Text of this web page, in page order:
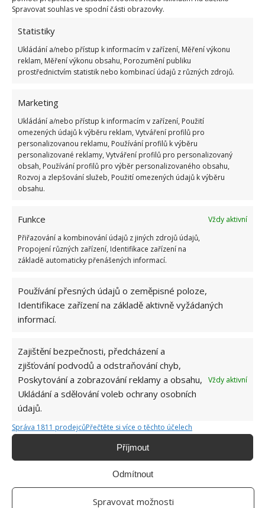
Spravovat souhlas ve spodní části obrazovky.
Statistiky
Ukládání a/nebo přístup k informacím v zařízení, Měření výkonu
reklam, Měření výkonu obsahu, Porozumění publiku
prostřednictvím statistik nebo kombinací údajů z různých zdrojů.
Marketing
Ukládání a/nebo přístup k informacím v zařízení, Použití
omezených údajů k výběru reklam, Vytváření profilů pro
personalizovanou reklamu, Používání profilů k výběru
personalizované reklamy, Vytváření profilů pro personalizovaný
obsah, Používání profilů pro výběr personalizovaného obsahu,
Rozvoj a zlepšování služeb, Použití omezených údajů k výběru
obsahu.
Funkce
Vždy aktivní
Přiřazování a kombinování údajů z jiných zdrojů údajů,
Propojení různých zařízení, Identifikace zařízení na
základě automaticky přenášených informací.
Používání přesných údajů o zeměpisné poloze,
Identifikace zařízení na základě aktivně vyžádaných
informací.
Zajištění bezpečnosti, předcházení a
zjišťování podvodů a odstraňování chyb,
Poskytování a zobrazování reklamy a obsahu,
Ukládání a sdělování voleb ochrany osobních
údajů.
Vždy aktivní
Správa 1811 prodejcůPřečtěte si více o těchto účelech
Příjmout
Odmítnout
Spravovat možnosti
Přidejte svůj názor
Jiří Kolář
velkým kutilem. V podstatě vše, co je
možné najít v j...[Více o autorovi]
SOUVISEJÍCÍ ČLÁNKY
třeba hledět i na váhu, barvu a stopku